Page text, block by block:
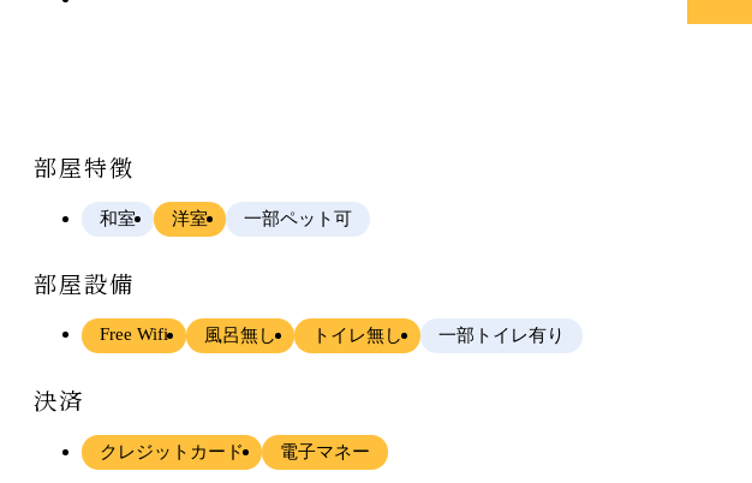
部屋特徴
和室 洋室 一部ペット可
部屋設備
Free Wifi 風呂無し トイレ無し 一部トイレ有り
決済
クレジットカード 電子マネー